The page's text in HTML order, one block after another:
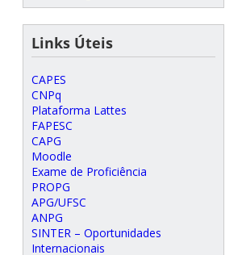
Links Úteis
CAPES
CNPq
Plataforma Lattes
FAPESC
CAPG
Moodle
Exame de Proficiência
PROPG
APG/UFSC
ANPG
SINTER – Oportunidades
Internacionais